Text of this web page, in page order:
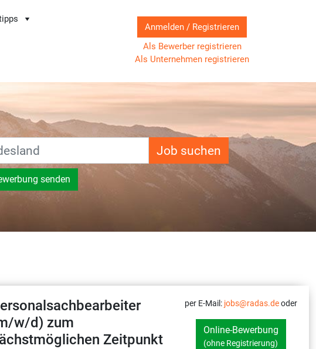
Anmelden / Registrieren
Als Bewerber registrieren
Als Unternehmen registrieren
Job suchen
senden
w/d) zum
Zeitpunkt
per E-Mail: jobs@radas.deoder
Online-Bewerbung
(ohne Registrierung)